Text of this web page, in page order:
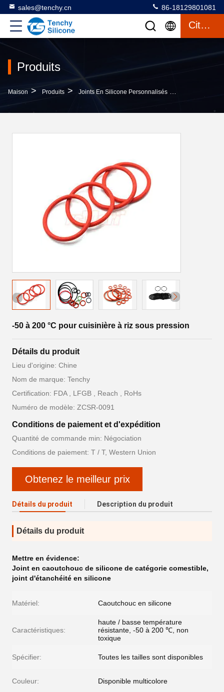
sales@tenchy.cn 86-18129801081
Citation
Produits
Maison > Produits > Joints En Silicone Personnalisés >
-50 à 200 °C pour cuisinière à riz sous pression
Détails du produit
Lieu d'origine: Chine
Nom de marque: Tenchy
Certification: FDA , LFGB , Reach , RoHs
Numéro de modèle: ZCSR-0091
Conditions de paiement et d'expédition
Quantité de commande min: Négociation
Conditions de paiement: T / T, Western Union
Obtenez le meilleur prix
Détails du produit Description du produit
Détails du produit
Mettre en évidence:
Joint en caoutchouc de silicone de catégorie comestible,
joint d'étanchéité en silicone
Matériel: Caoutchouc en silicone
Caractéristiques:
haute / basse température
résistante, -50 à 200 ℃, non
toxique
Spécifier: Toutes les tailles sont disponibles
Couleur: Disponible multicolore